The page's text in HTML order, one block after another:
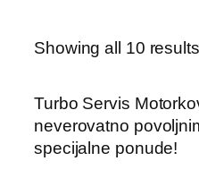
Showing all 10 results
Turbo Servis
neverovatno
specijalne ponude!